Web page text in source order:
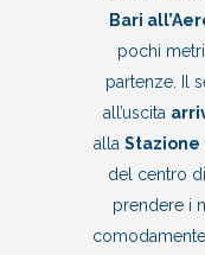
Bari
pochi
partenze. Il
all’uscita
alla Stazione
del centro
prendere i